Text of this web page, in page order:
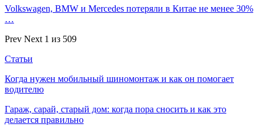
Volkswagen, BMW и Mercedes потеряли в Китае не менее 30%
…
Prev Next 1 из 509
Статьи
Когда нужен мобильный шиномонтаж и как он помогает
водителю
Гараж, сарай, старый дом: когда пора сносить и как это
делается правильно